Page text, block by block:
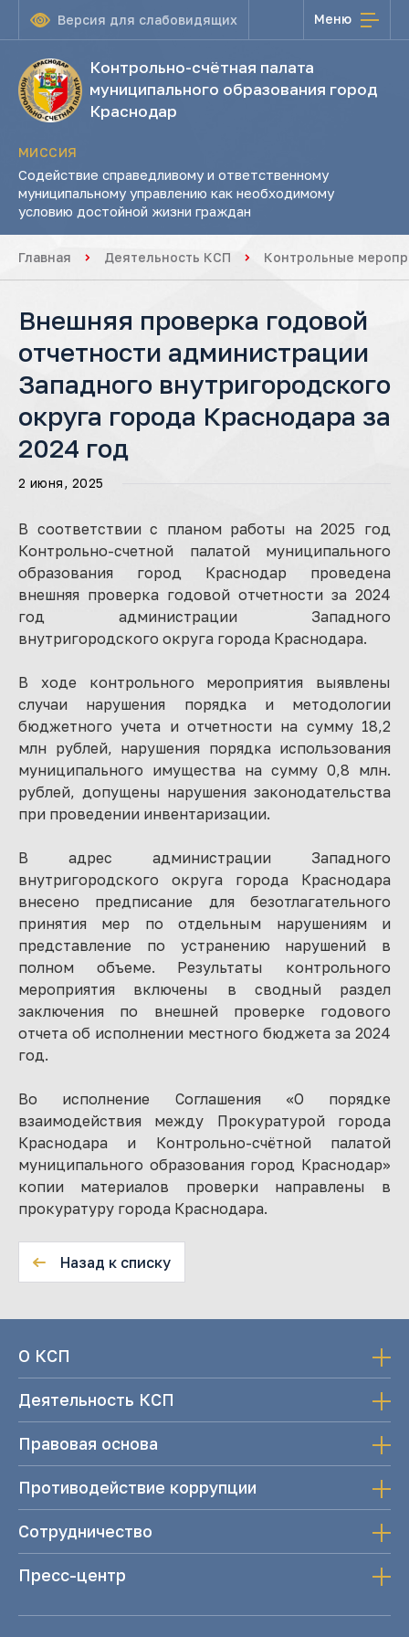
Версия для слабовидящих Меню
Контрольно-счётная палата
муниципального образования город
Краснодар
МИССИЯ
Содействие справедливому и ответственному
муниципальному управлению как необходимому
условию достойной жизни граждан
Главная Деятельность КСП Контрольные
Внешняя проверка годовой
отчетности администрации
Западного внутригородского
округа города Краснодара за
2024 год
2 июня, 2025
В соответствии с планом работы на 2025 год
Контрольно-счетной палатой муниципального
образования город Краснодар проведена
внешняя проверка годовой отчетности за 2024
год администрации Западного
внутригородского округа города Краснодара.
В ходе контрольного мероприятия выявлены
случаи нарушения порядка и методологии
бюджетного учета и отчетности на сумму 18,2
млн рублей, нарушения порядка использования
муниципального имущества на сумму 0,8 млн.
рублей, допущены нарушения законодательства
при проведении инвентаризации.
В адрес администрации Западного
внутригородского округа города Краснодара
внесено предписание для безотлагательного
принятия мер по отдельным нарушениям и
представление по устранению нарушений в
полном объеме. Результаты контрольного
мероприятия включены в сводный раздел
заключения по внешней проверке годового
отчета об исполнении местного бюджета за 2024
год.
Во исполнение Соглашения «О порядке
взаимодействия между Прокуратурой города
Краснодара и Контрольно-счётной палатой
муниципального образования город Краснодар»
копии материалов проверки направлены в
прокуратуру города Краснодара.
Назад к списку
О КСП
Деятельность КСП
Правовая основа
Противодействие коррупции
Сотрудничество
Пресс-центр